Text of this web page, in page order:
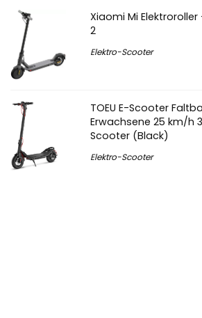
Xiaomi Mi Elektroroller
2
Elektro-Scooter
TOEU E-Scooter
Erwachsene 25 km/h
Scooter (Black)
Elektro-Scooter